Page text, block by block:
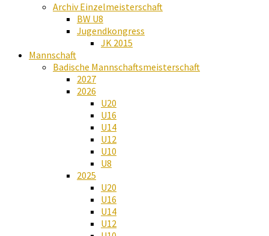
Archiv Einzelmeisterschaft
BW U8
Jugendkongress
JK 2015
Mannschaft
Badische Mannschaftsmeisterschaft
2027
2026
U20
U16
U14
U12
U10
U8
2025
U20
U16
U14
U12